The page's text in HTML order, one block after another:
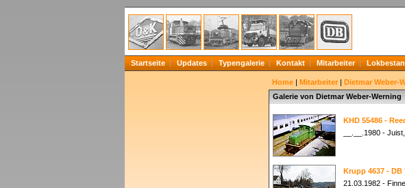
Startseite Updates Typengalerie Kontakt Mitarbeiter
Home | Mitarbeiter | Dietmar Weber-
Galerie von Dietmar Weber-Werning
KHD 55486 -
__.__.1980 -
Krupp 4637 - DB
21.03.1982 -